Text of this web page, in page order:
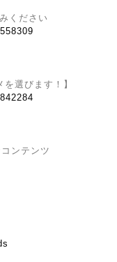
ください
選びます！】
ンテンツ